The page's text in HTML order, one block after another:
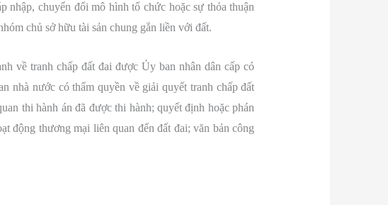
nhập, chuyển đổi mô hình tổ chức hoặc sự thỏa thuận
chủ sở hữu tài sản chung gắn liền với đất.
về tranh chấp đất đai được Ủy ban nhân dân cấp có
nhà nước có thẩm quyền về giải quyết tranh chấp đất
thi hành án đã được thi hành; quyết định hoặc phán
động thương mại liên quan đến đất đai; văn bản công